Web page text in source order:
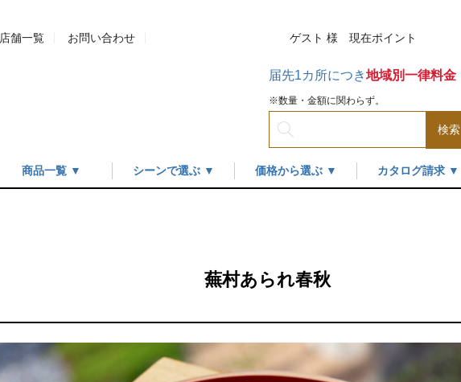
店舗一覧 お問い合わせ ゲスト 様 現在ポイント
検索
届先1カ所につき地域別一律料金
※数量・金額に関わらず。
商品一覧 ▼ シーンで選ぶ ▼ 価格から選ぶ ▼ カタログ請求 ▼
蕪村あられ春秋